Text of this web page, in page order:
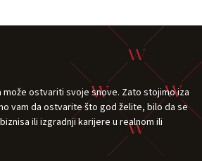
može ostvariti svoje snove. Zato stojimo iza
vam da ostvarite što god želite, bilo da se
ili izgradnji karijere u realnom ili